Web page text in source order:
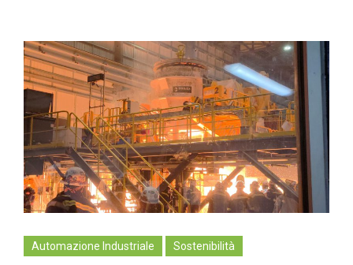
Automazione Industriale Sostenibilità